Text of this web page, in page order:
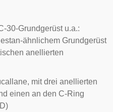
30-Grundgerüst u.a.:
ähnlichem Grundgerüst
anellierten
mit drei anellierten
einen an den C-Ring